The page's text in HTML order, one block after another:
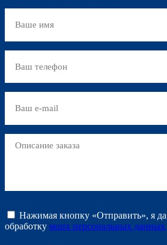
Нажимая кнопку «Отправить», я
обработку моих персональных данных